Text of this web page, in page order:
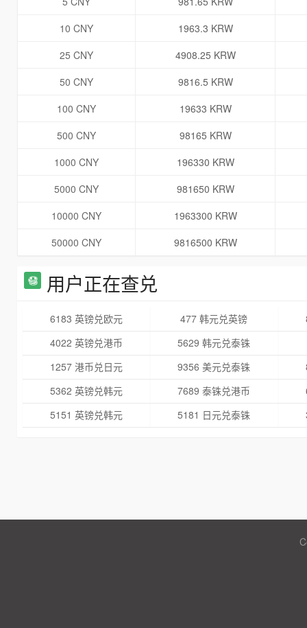
10 CNY
1963.3 KRW
25 CNY
4908.25 KRW
50 CNY
9816.5 KRW
100 CNY
19633 KRW
500 CNY
98165 KRW
1000 CNY
196330 KRW
5000 CNY
981650 KRW
10000 CNY
1963300 KRW
50000 CNY
9816500 KRW
用户正在查兑
6183 英镑兑欧元 477 韩元兑英镑
4022 英镑兑港币
5629 韩元兑泰铢
1257 港币兑日元
9356 美元兑泰铢
5362 英镑兑韩元
7689 泰铢兑港币
5151 英镑兑韩元
5181 日元兑泰铢